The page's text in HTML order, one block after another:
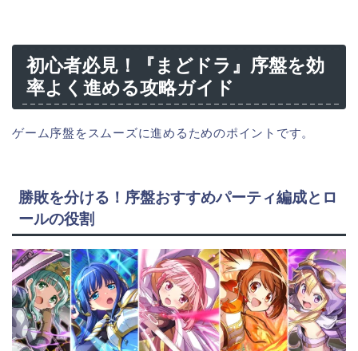
初心者必見！『まどドラ』序盤を効
率よく進める攻略ガイド
ゲーム序盤をスムーズに進めるためのポイントです。
勝敗を分ける！序盤おすすめパーティ編成とロ
ールの役割